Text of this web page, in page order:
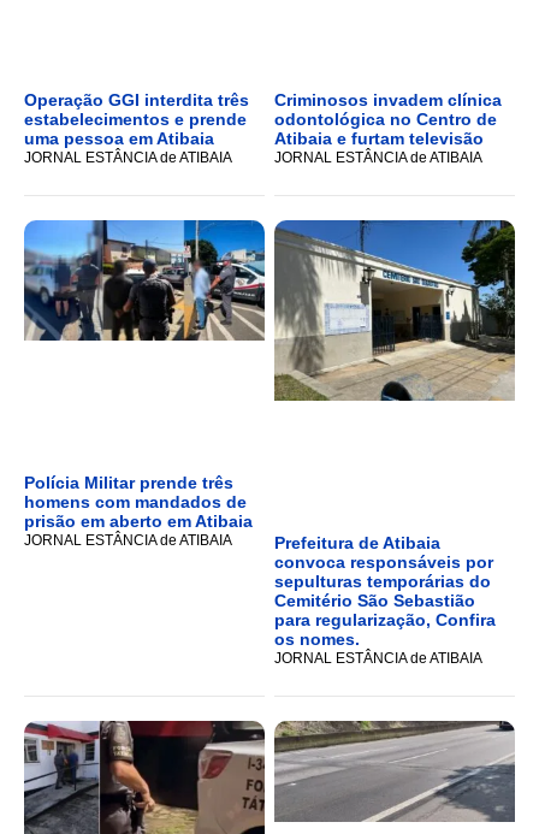
Operação GGI interdita três
estabelecimentos e prende
uma pessoa em Atibaia
JORNAL ESTÂNCIA de ATIBAIA
Criminosos invadem clínica
odontológica no Centro de
Atibaia e furtam televisão
JORNAL ESTÂNCIA de ATIBAIA
Polícia Militar prende três
homens com mandados de
prisão em aberto em Atibaia
JORNAL ESTÂNCIA de ATIBAIA
Prefeitura de Atibaia
convoca responsáveis por
sepulturas temporárias do
Cemitério São Sebastião
para regularização, Confira
os nomes.
JORNAL ESTÂNCIA de ATIBAIA